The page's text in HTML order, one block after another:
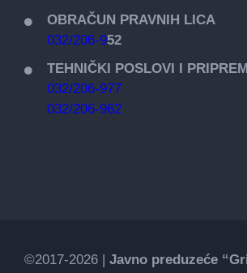
OBRAČUN PRAVNIH LICA
032/206-952
TEHNIČKI POSLOVI I
032/206-977
032/206-962
©2017-2026 | Javno preduzeće